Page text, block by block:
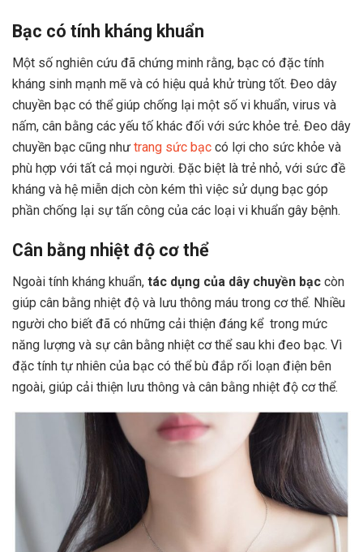
Bạc có tính kháng khuẩn
Một số nghiên cứu đã chứng minh rằng, bạc có đặc tính
kháng sinh mạnh mẽ và có hiệu quả khử trùng tốt. Đeo dây
chuyền bạc có thể giúp chống lại một số vi khuẩn, virus và
nấm, cân bằng các yếu tố khác đối với sức khỏe trẻ. Đeo dây
chuyền bạc cũng như trang sức bạc có lợi cho sức khỏe và
phù hợp với tất cả mọi người. Đặc biệt là trẻ nhỏ, với sức đề
kháng và hệ miễn dịch còn kém thì việc sử dụng bạc góp
phần chống lại sự tấn công của các loại vi khuẩn gây bệnh.
Cân bằng nhiệt độ cơ thể
Ngoài tính kháng khuẩn, tác dụng của dây chuyền bạc còn
giúp cân bằng nhiệt độ và lưu thông máu trong cơ thể. Nhiều
người cho biết đã có những cải thiện đáng kể trong mức
năng lượng và sự cân bằng nhiệt cơ thể sau khi đeo bạc. Vì
đặc tính tự nhiên của bạc có thể bù đắp rối loạn điện bên
ngoài, giúp cải thiện lưu thông và cân bằng nhiệt độ cơ thể.